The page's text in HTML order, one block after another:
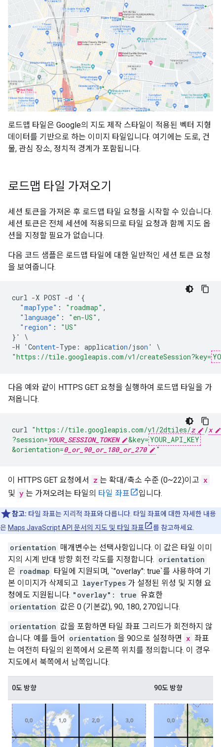
로드맵 타일은 Google의 지도 제작 스타일이 적용된 벡터 지형
데이터를 기반으로 하는 이미지 타일입니다. 여기에는 도로, 건
물, 관심 장소, 정치적 경계가 포함됩니다.
로드맵 타일 가져오기
세션 토큰을 가져온 후 로드맵 타일 요청을 시작할 수 있습니다.
세션 토큰은 전체 세션에 적용되므로 타일 요청과 함께 지도 옵
션을 지정할 필요가 없습니다.
다음 코드 샘플은 로드맵 타일에 대한 일반적인 세션 토큰 요청
을 보여줍니다.
curl -X POST -d ' {
"mapType" : "roadmap" ,
"language" : "en-US" ,
"region" :
"US"
} '
\
-H 'Content-Type : application/json '
\
"https://tile.googleapis.com/v1/createSession?key=
다음 예와 같이 HTTPS GET 요청을 실행하여 로드맵 타일을 가
져옵니다.
curl "https://tile.googleapis.com/v1/2dtiles/z /x
?session= YOUR_SESSION_TOKEN &key= YOUR_API_KEY
&orientation=0_or_90_or_180_or_270 "
이 HTTPS GET 요청에서 z 는 확대/축소 수준 (0~22)이고 x
및 y 는 가져오려는 타일의 타일 좌표 입니다.
참고: 타일 좌표는 지리적 좌표와 다릅니다. 타일 좌표에 대한 자세한 내용
은 Maps JavaScript API 문서의 지도 및 타일 좌표 를 참고하세요.
orientation 매개변수는 선택사항입니다. 이 값은 타일 이미
지의 시계 반대 방향 회전 각도를 지정합니다. orientation
은 roadmap 타일에 지원되며, `"overlay": true`를 사용하여 기
본 이미지가 삭제되고 layerTypes 가 설정된 위성 및 지형 요
청에도 지원됩니다. "overlay": true 유효한
orientation 값은 0 (기본값), 90, 180, 270입니다.
orientation 값을 포함하면 타일 좌표 그리드가 회전하지 않
습니다. 예를 들어
orientation 을 90으로 설정하면 x 좌표
는 여전히 타일의 왼쪽에서 오른쪽 위치를 정의합니다. 이 경우
지도에서 북쪽에서 남쪽입니다.
0도 방향 90도 방향